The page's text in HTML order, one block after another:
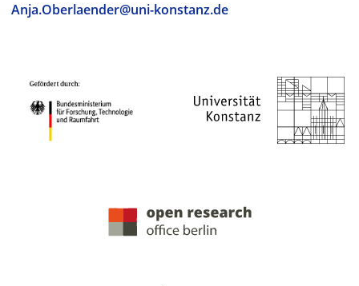
Anja.Oberlaender@uni-konstanz.de